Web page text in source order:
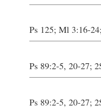
Ps 125; Ml 3:16-
Ps 89:2-5, 20-27;
Ps 89:2-5, 20-27;